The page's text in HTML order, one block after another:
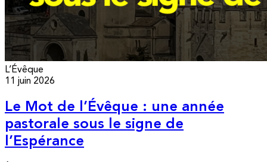
L’Évêque
11 juin 2026
Le Mot de l’Évêque : une année
pastorale sous le signe de
l’Espérance